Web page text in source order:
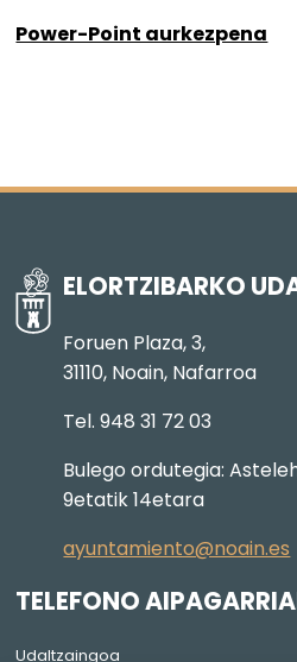
Power-Point aurkezpena
ELORTZIBARKO
Foruen Plaza, 3,
31110, Noain, Nafarroa
Tel. 948 31 72 03
Bulego ordutegia:
9etatik 14etara
ayuntamiento@noain.es
TELEFONO
Udaltzaingoa